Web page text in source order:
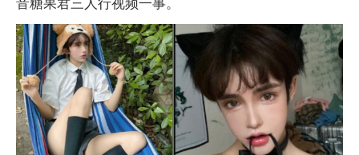
音糖果君三人行视频一事。